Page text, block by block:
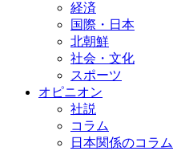
経済
国際・日本
北朝鮮
社会・文化
スポーツ
オピニオン
社説
コラム
日本関係のコラム